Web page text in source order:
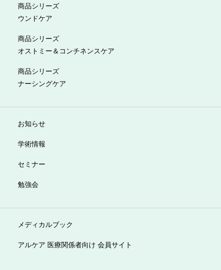
商品シリーズ
ウンドケア
商品シリーズ
オストミー＆コンチネンスケア
商品シリーズ
ナーシングケア
お知らせ
学術情報
セミナー
勉強会
メディカルブック
アルケア 医療関係者向け 会員サイト